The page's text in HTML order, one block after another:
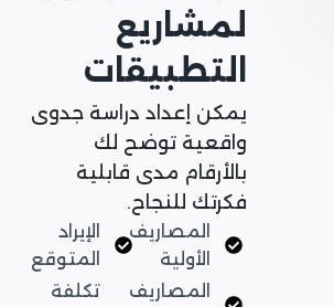
لمشاريع
التطبيقات
يمكن إعداد دراسة جدوى
واقعية توضح لك
بالأرقام مدى قابلية
فكرتك للنجاح.
المصاريف
الأولية
المصاريف
الإيراد
المتوقع
تكلفة